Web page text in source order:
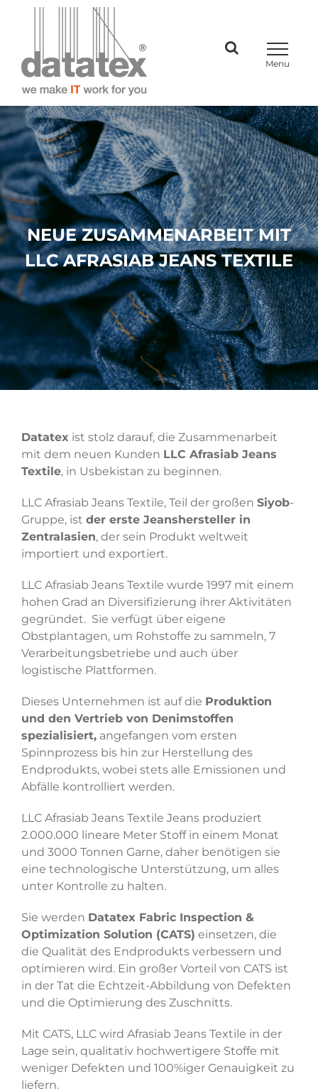
NEUE ZUSAMMENARBEIT MIT
LLC AFRASIAB JEANS TEXTILE
Datatex ist stolz darauf, die Zusammenarbeit
mit dem neuen Kunden LLC Afrasiab Jeans
Textile, in Usbekistan zu beginnen.
LLC Afrasiab Jeans Textile, Teil der großen Siyob-
Gruppe, ist der erste Jeanshersteller in
Zentralasien, der sein Produkt weltweit
importiert und exportiert.
LLC Afrasiab Jeans Textile wurde 1997 mit einem
hohen Grad an Diversifizierung ihrer Aktivitäten
gegründet. Sie verfügt über eigene
Obstplantagen, um Rohstoffe zu sammeln, 7
Verarbeitungsbetriebe und auch über
logistische Plattformen.
Dieses Unternehmen ist auf die Produktion
und den Vertrieb von Denimstoffen
spezialisiert, angefangen vom ersten
Spinnprozess bis hin zur Herstellung des
Endprodukts, wobei stets alle Emissionen und
Abfälle kontrolliert werden.
LLC Afrasiab Jeans Textile Jeans produziert
2.000.000 lineare Meter Stoff in einem Monat
und 3000 Tonnen Garne, daher benötigen sie
eine technologische Unterstützung, um alles
unter Kontrolle zu halten.
Sie werden Datatex Fabric Inspection &
Optimization Solution (CATS) einsetzen, die
die Qualität des Endprodukts verbessern und
optimieren wird. Ein großer Vorteil von CATS ist
in der Tat die Echtzeit-Abbildung von Defekten
und die Optimierung des Zuschnitts.
Mit CATS, LLC wird Afrasiab Jeans Textile in der
Lage sein, qualitativ hochwertigere Stoffe mit
weniger Defekten und 100%iger Genauigkeit zu
liefern.